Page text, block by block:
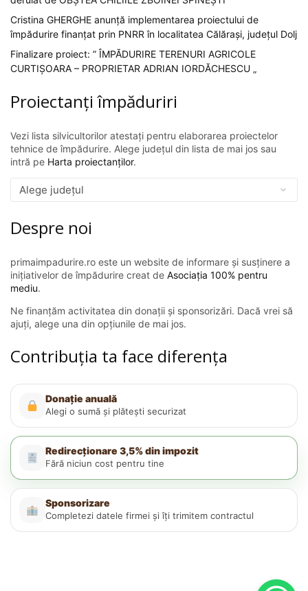
Cristina GHERGHE anunță implementarea proiectului de
împădurire finanțat prin PNRR în localitatea Călărași, județul Dolj
Finalizare proiect: ” ÎMPĂDURIRE TERENURI AGRICOLE
CURTIȘOARA – PROPRIETAR ADRIAN IORDĂCHESCU „
Proiectanți împăduriri
Vezi lista silvicultorilor atestați pentru elaborarea proiectelor
tehnice de împădurire. Alege județul din lista de mai jos sau
intră pe Harta proiectanților.
Despre noi
primaimpadurire.ro este un website de informare și susținere a
inițiativelor de împădurire creat de Asociația 100% pentru
mediu.
Ne finanțăm activitatea din donații și sponsorizări. Dacă vrei să
ajuți, alege una din opțiunile de mai jos.
Contribuția ta face diferența
Donație anuală
Alegi o sumă și plătești securizat
Redirecționare 3,5% din impozit
Fără niciun cost pentru tine
Sponsorizare
Completezi datele firmei și îți trimitem contractul